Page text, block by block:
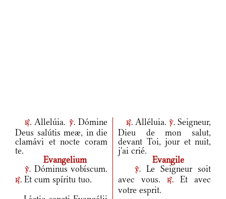
r. Allelúia. v.Dómine
Deus salútis meæ, in die
clamávi et nocte coram
te.
r.Alléluia. v.Seigneur,
Dieu de mon salut,
devant Toi, jour et nuit,
j'ai crié.
Evangelium
Evangile
v. Dóminus vobíscum.
r. Et cum spíritu tuo.
v.
Le Seigneur soit
avec vous.
r.
Et avec
votre esprit.